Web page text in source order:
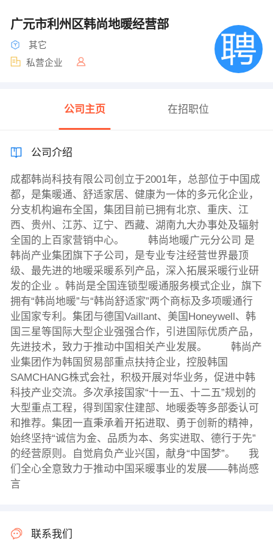
广元市利州区韩尚地暖经营部
其它
私营企业
公司主页 在招职位
公司介绍
成都韩尚科技有限公司创立于2001年，总部位于中国成
都，是集暖通、舒适家居、健康为一体的多元化企业，
分支机构遍布全国，集团目前已拥有北京、重庆、江
西、贵州、江苏、辽宁、西藏、湖南九大办事处及辐射
全国的上百家营销中心。 韩尚地暖广元分公司 是
韩尚产业集团旗下子公司，是专业专注经营世界最顶
级、最先进的地暖采暖系列产品，深入拓展采暖行业研
发的企业 。韩尚是全国连锁型暖通服务模式企业，旗下
拥有“韩尚地暖”与“韩尚舒适家”两个商标及多项暖通行
业国家专利。集团与德国Vaillant、美国Honeywell、韩
国三星等国际大型企业强强合作，引进国际优质产品，
先进技术，致力于推动中国相关产业发展。 韩尚产
业集团作为韩国贸易部重点扶持企业，控股韩国
SAMCHANG株式会社，积极开展对华业务，促进中韩
科技产业交流。多次承接国家“十一五、十二五”规划的
大型重点工程，得到国家住建部、地暖委等多部委认可
和推荐。集团一直秉承着开拓进取、勇于创新的精神，
始终坚持“诚信为金、品质为本、务实进取、德行于先”
的经营原则。自觉肩负产业兴国，献身“中国梦”。 我
们全心全意致力于推动中国采暖事业的发展——韩尚感
言
联系我们